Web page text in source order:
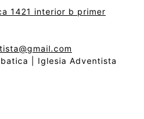
1421 interior b primer
| Iglesia Adventista